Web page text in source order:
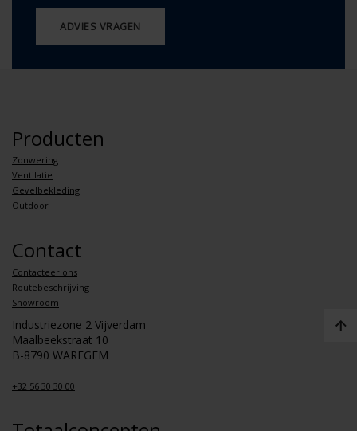
ADVIES VRAGEN
Producten
Zonwering
Ventilatie
Gevelbekleding
Outdoor
Contact
Contacteer ons
Routebeschrijving
Showroom
Industriezone 2 Vijverdam
Maalbeekstraat 10
B-8790 WAREGEM
+32 56 30 30 00